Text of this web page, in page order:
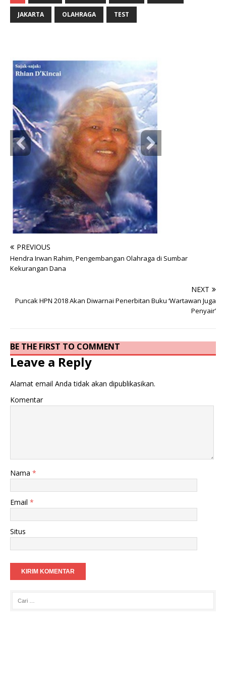
JAKARTA OLAHRAGA TEST
PREVIOUS
Hendra Irwan Rahim, Pengembangan Olahraga di Sumbar
Kekurangan Dana
NEXT
Puncak HPN 2018 Akan Diwarnai Penerbitan Buku ‘Wartawan Juga
Penyair’
BE THE FIRST TO COMMENT
Leave a Reply
Alamat email Anda tidak akan dipublikasikan.
Komentar
Nama *
Email *
Situs